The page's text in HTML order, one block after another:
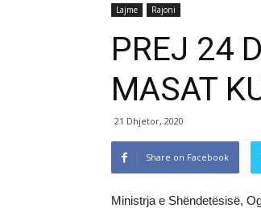
Lajme Rajoni
PREJ 24
MASAT
21 Dhjetor, 2020
Share on Facebook
Ministrja e Shëndetësisë,